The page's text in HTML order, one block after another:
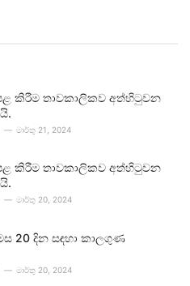
කිරීම තාවකාලිකව අත්හිටුවන
මාර්තු 21, 2024
කිරීම තාවකාලිකව අත්හිටුවන
මාර්තු 20, 2024
20 දින සඳහා කාලගුණ
මාර්තු 20, 2024